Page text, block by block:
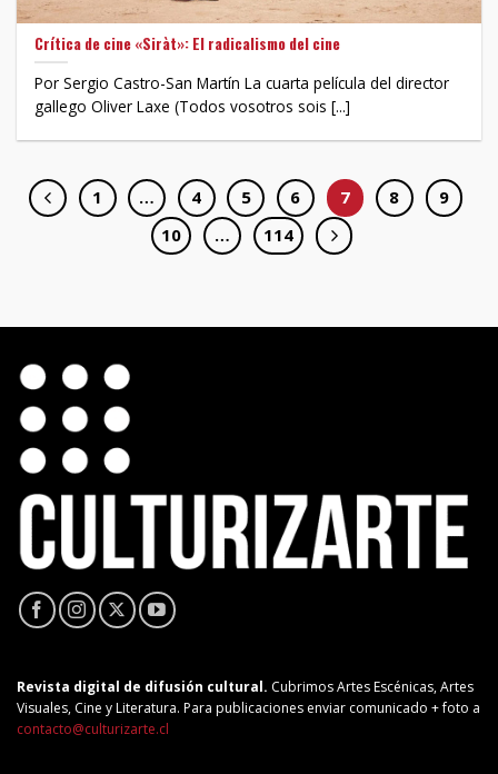
Crítica de cine «Siràt»: El radicalismo del cine
Por Sergio Castro-San Martín La cuarta película del director
gallego Oliver Laxe (Todos vosotros sois [...]
1 … 4 5 6 7 8
9
10
… 114
Revista digital de difusión cultural. Cubrimos Artes Escénicas, Artes
Visuales, Cine y Literatura. Para publicaciones enviar comunicado + foto a
contacto@culturizarte.cl